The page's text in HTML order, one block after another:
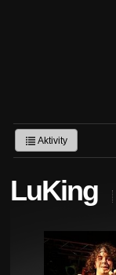
Aktivity
LuKing